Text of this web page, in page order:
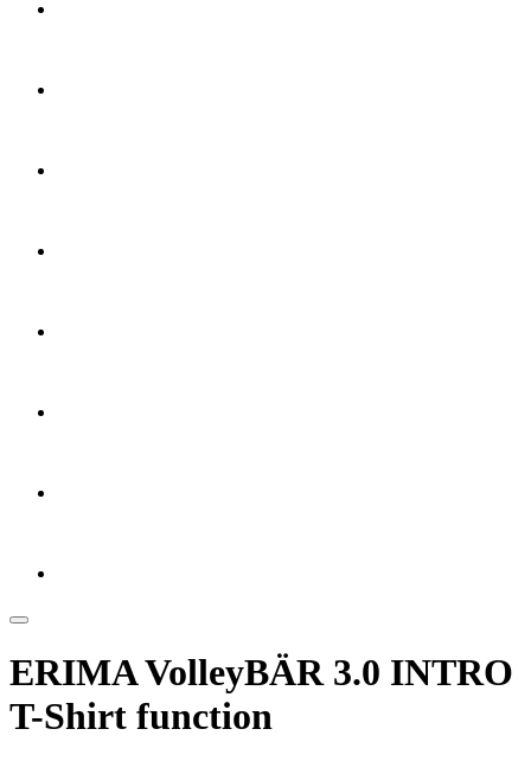
ERIMA VolleyBÄR 3.0 INTRO
T-Shirt function